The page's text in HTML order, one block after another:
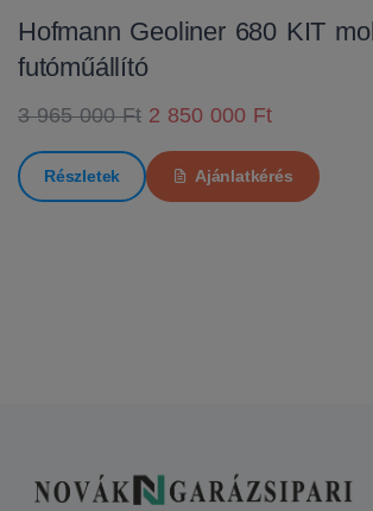
Hofmann Geoliner 680 KIT
futóműállító
3 965 000 Ft 2 850 000 Ft
Részletek Ajánlatkérés